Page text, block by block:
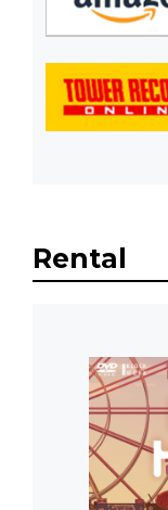
Rental